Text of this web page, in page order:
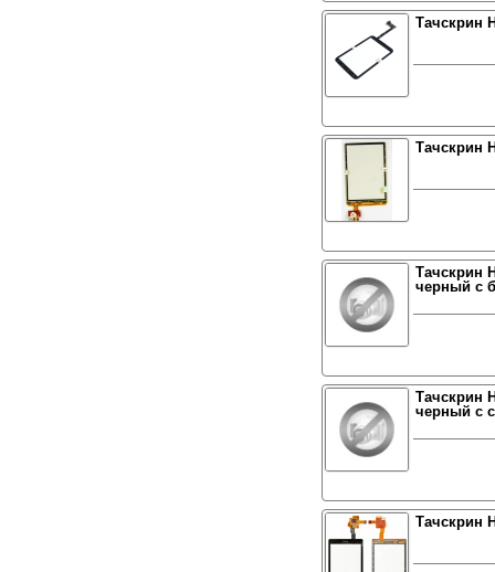
Тачскрин
Тачскрин
Тачскрин
черный с
Тачскрин
черный с
Тачскрин